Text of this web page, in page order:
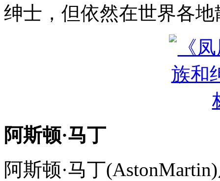
绅士，但依然在世界各
阿斯顿·马丁
阿斯顿·马丁